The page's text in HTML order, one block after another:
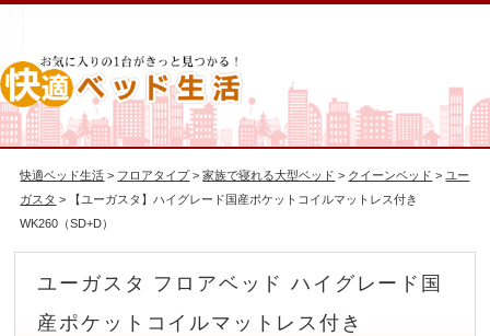
快適ベッド生活 > フロアタイプ >家族で寝れる大型ベッド > クイーンベッド >ユー
ガスタ > 【ユーガスタ】ハイグレード国産ポケットコイルマットレス付き
WK260（SD+D）
ユーガスタ フロアベッド ハイグレード国
産ポケットコイルマットレス付き